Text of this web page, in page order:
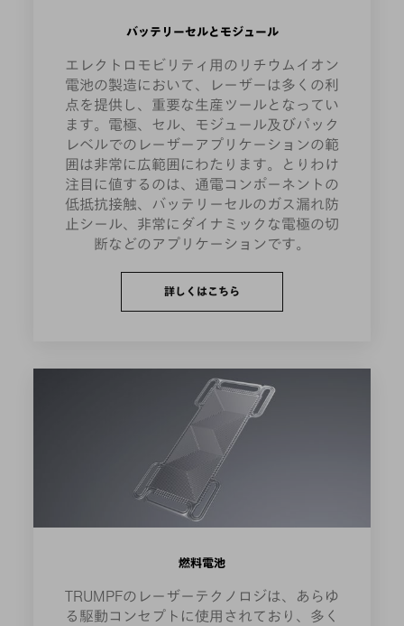
バッテリーセルとモジュール
エレクトロモビリティ用のリチウムイオン
電池の製造において、レーザーは多くの利
点を提供し、重要な生産ツールとなってい
ます。電極、セル、モジュール及びパック
レベルでのレーザーアプリケーションの範
囲は非常に広範囲にわたります。とりわけ
注目に値するのは、通電コンポーネントの
低抵抗接触、バッテリーセルのガス漏れ防
止シール、非常にダイナミックな電極の切
断などのアプリケーションです。
詳しくはこちら
燃料電池
TRUMPFのレーザーテクノロジは、あらゆ
る駆動コンセプトに使用されており、多く